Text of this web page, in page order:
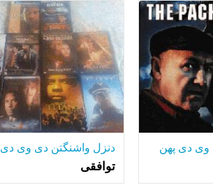
دنزل واشنگتن دی وی دی
توافقی